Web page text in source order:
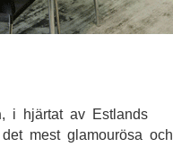
, i hjärtat av Estlands
mest glamourösa och